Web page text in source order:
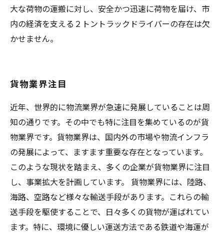
大な荷物の運搬に対し、安全かつ迅速に荷物を届け、市
内の経済を支える２トントラックドライバーの存在は欠
かせません。
貨物業界注目
近年、世界的に物流業界が急速に発展していることは周
知の通りです。その中でも特に注目を集めているのが貨
物業界です。貨物業界は、国内外の市場や物流インフラ
の発展によって、ますます重要な存在となっています。
このような現状を踏まえ、多くの企業が貨物業界に注目
し、事業拡大を計画しています。 貨物業界には、陸路、
海路、空路など様々な輸送手段があります。これらの輸
送手段を駆使することで、日々多くの貨物が運ばれてい
ます。特に、環境に優しい運送方法である鉄道や海運が